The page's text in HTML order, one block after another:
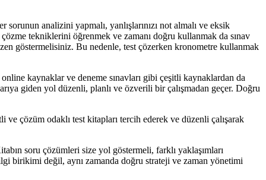
analizini yapmalı, yanlışlarınızı not almalı ve eksik
tekniklerini öğrenmek ve zamanı doğru kullanmak da sınav
göstermelisiniz. Bu nedenle, test çözerken kronometre kullanmak
kaynaklar ve deneme sınavları gibi çeşitli kaynaklardan da
giden yol düzenli, planlı ve özverili bir çalışmadan geçer. Doğru
çözüm odaklı test kitapları tercih ederek ve düzenli çalışarak
soru çözümleri size yol göstermeli, farklı yaklaşımları
birikimi değil, aynı zamanda doğru strateji ve zaman yönetimi